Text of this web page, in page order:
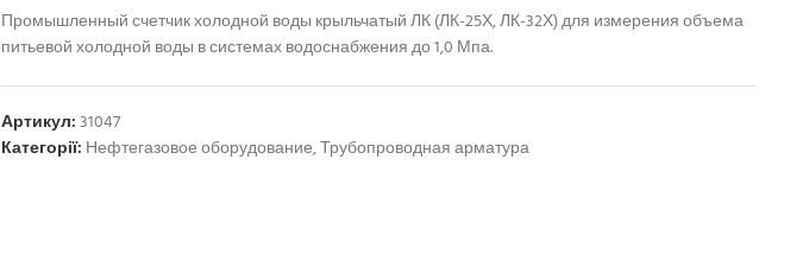
Промышленный счетчик холодной воды крыльчатый ЛК (ЛК-25Х, ЛК-32Х) для измерения объема
питьевой холодной воды в системах водоснабжения до 1,0 Мпа.
Артикул:31047
Категорії: Нефтегазовое оборудование,Трубопроводная арматура